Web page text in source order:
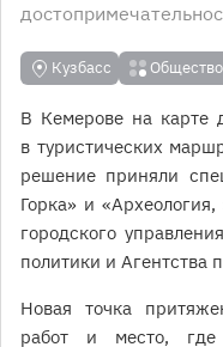
Кузбасс Общество
В Кемерове на карте
в туристических
решение приняли
Горка» и
городского
политики и Агентства
Новая точка
работ и место, где